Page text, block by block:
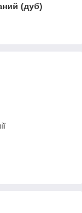
(дуб)